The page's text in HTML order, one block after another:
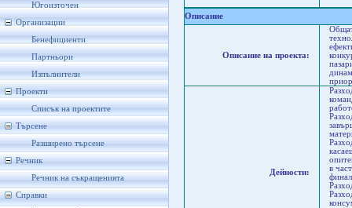
Югоизточен
Организации
Бенефициенти
Партньори
Изпълнители
Проекти
Списък на проектите
Търсене
Разширено търсене
Речник
Речник на съкращенията
Справки
Описание
Описание на проекта:
Дейности:
в